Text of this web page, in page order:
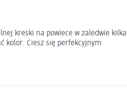
kreski na powiece w zaledwie kilka
kolor. Ciesz się perfekcyjnym